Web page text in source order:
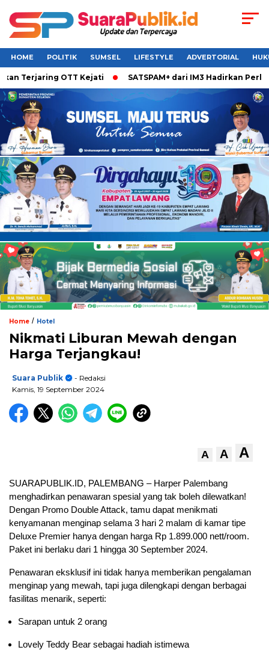
HOME POLITIK SUMSEL LIFESTYLE ADVERTORIAL
OTT Kejati SATSPAM+ dari IM3 Hadirkan
Home / Hotel
Nikmati Liburan Mewah dengan
Harga Terjangkau!
Suara Publik
- Redaksi
Kamis, 19 September 2024
A A A
SUARAPUBLIK.ID, PALEMBANG – Harper Palembang
menghadirkan penawaran spesial yang tak boleh dilewatkan!
Dengan Promo Double Attack, tamu dapat menikmati
kenyamanan menginap selama 3 hari 2 malam di kamar tipe
Deluxe Premier hanya dengan harga Rp 1.899.000 nett/room.
Paket ini berlaku dari 1 hingga 30 September 2024.
Penawaran eksklusif ini tidak hanya memberikan pengalaman
menginap yang mewah, tapi juga dilengkapi dengan berbagai
fasilitas menarik, seperti:
Sarapan untuk 2 orang
Lovely Teddy Bear sebagai hadiah istimewa